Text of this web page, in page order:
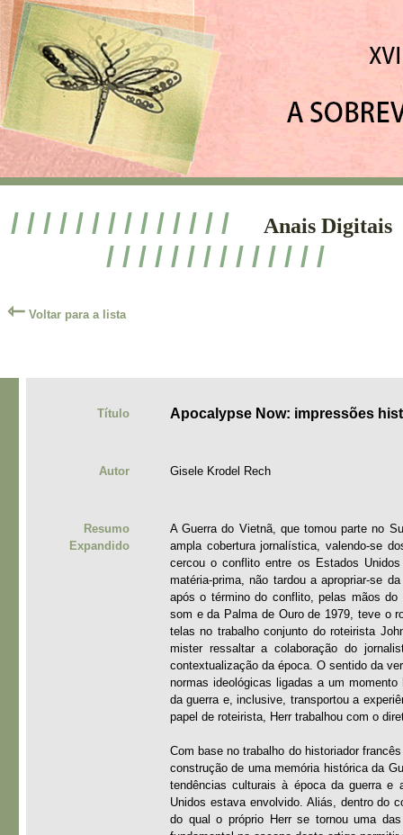
/ / / / / / / / / / / / / / Anais Digitais
/ / / / / / / / / / / / / /
⇽ Voltar para a lista
Título Apocalypse Now: impressões
Autor Gisele Krodel Rech
Resumo
Expandido
A Guerra do Vietnã, que tomou parte no
ampla cobertura jornalística, valendo-se
cercou o conflito entre os Estados
matéria-prima, não tardou a apropriar-se
após o término do conflito, pelas mãos do
som e da Palma de Ouro de 1979, teve o
telas no trabalho conjunto do roteirista
mister ressaltar a colaboração do
contextualização da época. O sentido da
normas ideológicas ligadas a um
da guerra e, inclusive, transportou a
papel de roteirista, Herr trabalhou com o
Com base no trabalho do historiador
construção de uma memória histórica da
tendências culturais à época da guerra e
Unidos estava envolvido. Aliás, dentro do
do qual o próprio Herr se tornou uma